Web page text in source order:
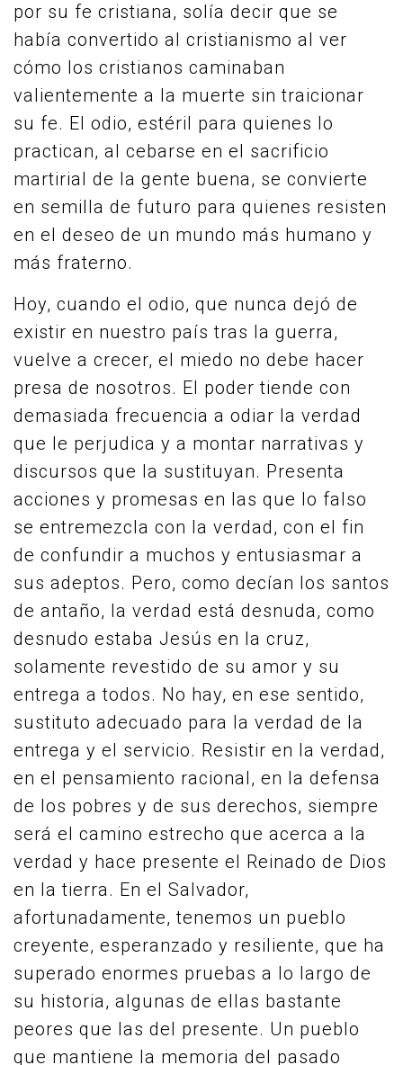
por su fe cristiana, solía decir que se
había convertido al cristianismo al ver
cómo los cristianos caminaban
valientemente a la muerte sin traicionar
su fe. El odio, estéril para quienes lo
practican, al cebarse en el sacrificio
martirial de la gente buena, se convierte
en semilla de futuro para quienes resisten
en el deseo de un mundo más humano y
más fraterno.
Hoy, cuando el odio, que nunca dejó de
existir en nuestro país tras la guerra,
vuelve a crecer, el miedo no debe hacer
presa de nosotros. El poder tiende con
demasiada frecuencia a odiar la verdad
que le perjudica y a montar narrativas y
discursos que la sustituyan. Presenta
acciones y promesas en las que lo falso
se entremezcla con la verdad, con el fin
de confundir a muchos y entusiasmar a
sus adeptos. Pero, como decían los santos
de antaño, la verdad está desnuda, como
desnudo estaba Jesús en la cruz,
solamente revestido de su amor y su
entrega a todos. No hay, en ese sentido,
sustituto adecuado para la verdad de la
entrega y el servicio. Resistir en la verdad,
en el pensamiento racional, en la defensa
de los pobres y de sus derechos, siempre
será el camino estrecho que acerca a la
verdad y hace presente el Reinado de Dios
en la tierra. En el Salvador,
afortunadamente, tenemos un pueblo
creyente, esperanzado y resiliente, que ha
superado enormes pruebas a lo largo de
su historia, algunas de ellas bastante
peores que las del presente. Un pueblo
que mantiene la memoria del pasado